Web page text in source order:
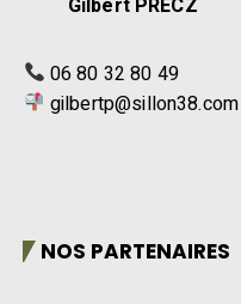
06 80 32 80 49
gilbertp@sillon38.com
NOS PARTENAIRES